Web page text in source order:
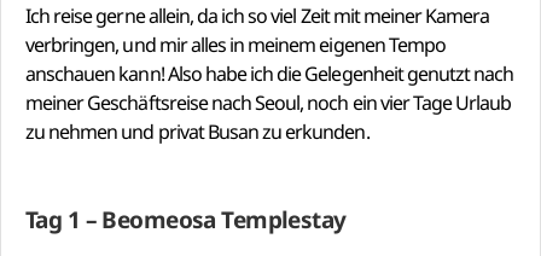
Ich reise gerne allein, da ich so viel Zeit mit meiner Kamera
verbringen, und mir alles in meinem eigenen Tempo
anschauen kann! Also habe ich die Gelegenheit genutzt nach
meiner Geschäftsreise nach Seoul, noch ein vier Tage Urlaub
zu nehmen und privat Busan zu erkunden.
Tag 1 – Beomeosa Templestay